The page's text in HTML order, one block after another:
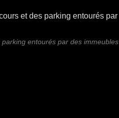
entourés par des immeubles